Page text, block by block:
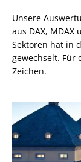
Unsere
aus DAX,
Sektoren hat in
gewechselt. Für
Zeichen.